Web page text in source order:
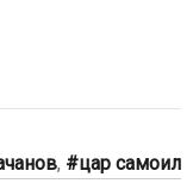
, цар самоил